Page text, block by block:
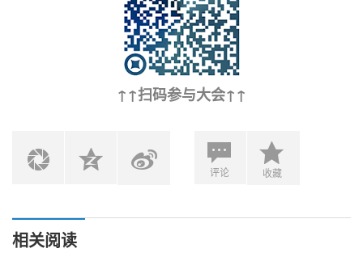
↑↑扫码参与大会↑↑
评论 收藏
相关阅读